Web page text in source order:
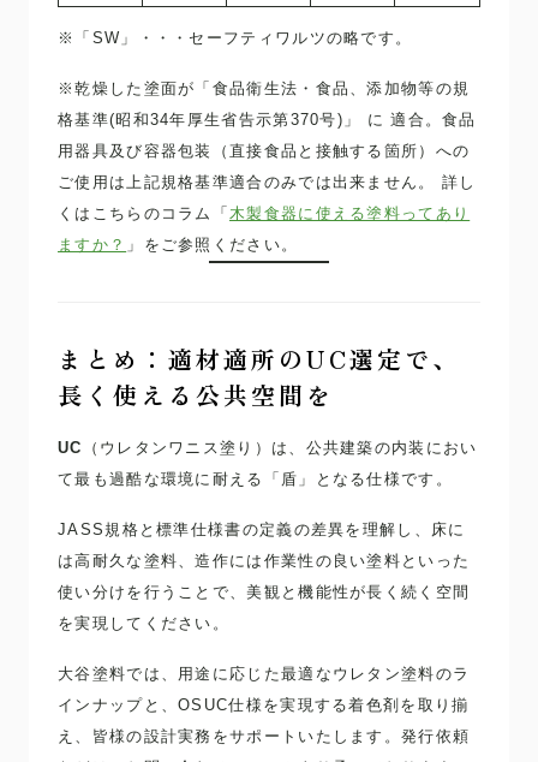
※「SW」・・・セーフティワルツの略です。
※乾燥した塗面が「食品衛生法・食品、添加物等の規
格基準(昭和34年厚生省告示第370号)」 に 適合。食品
用器具及び容器包装（直接食品と接触する箇所）への
ご使用は上記規格基準適合のみでは出来ません。 詳し
くはこちらのコラム「 木製食器に使える塗料ってあり
ますか？ 」をご参照ください。
まとめ：適材適所のUC選定で、
長く使える公共空間を
UC
（ウレタンワニス塗り）は、公共建築の内装におい
て最も過酷な環境に耐える「盾」となる仕様です。
JASS規格と標準仕様書の定義の差異を理解し、床に
は高耐久な塗料、造作には作業性の良い塗料といった
使い分けを行うことで、美観と機能性が長く続く空間
を実現してください。
大谷塗料では、用途に応じた最適なウレタン塗料のラ
インナップと、OSUC仕様を実現する着色剤を取り揃
え、皆様の設計実務をサポートいたします。発行依頼